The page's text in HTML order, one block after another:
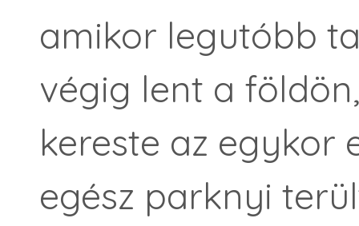
amikor legutóbb
végig lent a
kereste az egykor
egész parknyi